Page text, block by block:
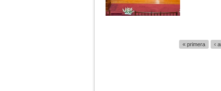
« primera ‹